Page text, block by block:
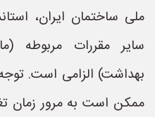
ملی ساختمان ایران،
سایر مقررات مربوطه
بهداشت) الزامی است.
ممکن است به مرور زمان